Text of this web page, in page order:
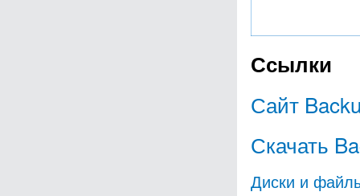
Ссылки
Сайт
Скачать
Диски и